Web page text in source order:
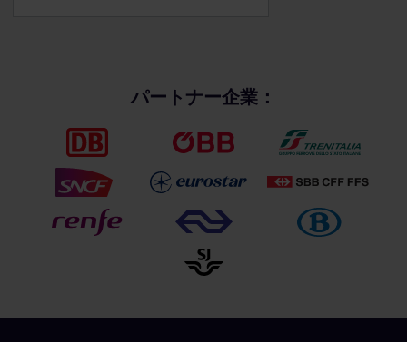
パートナー企業：